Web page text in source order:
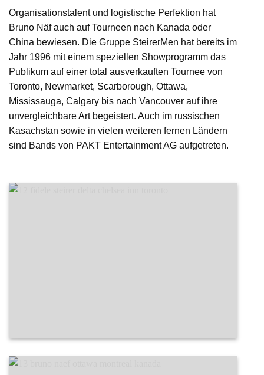
Organisationstalent und logistische Perfektion hat
Bruno Näf auch auf Tourneen nach Kanada oder
China bewiesen. Die Gruppe SteirerMen hat bereits im
Jahr 1996 mit einem speziellen Showprogramm das
Publikum auf einer total ausverkauften Tournee von
Toronto, Newmarket, Scarborough, Ottawa,
Mississauga, Calgary bis nach Vancouver auf ihre
unvergleichbare Art begeistert. Auch im russischen
Kasachstan sowie in vielen weiteren fernen Ländern
sind Bands von PAKT Entertainment AG aufgetreten.